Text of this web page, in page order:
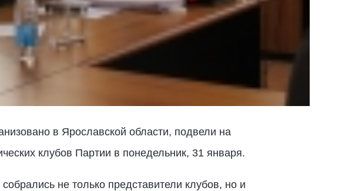
в Ярославской области, подвели на
клубов Партии в понедельник, 31 января.
не только представители клубов, но и